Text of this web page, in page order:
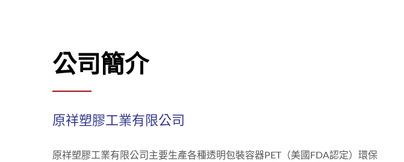
公司簡介
原祥塑膠工業有限公司
原祥塑膠工業有限公司主要生產各種透明包裝容器PET（美國FDA認定）環保